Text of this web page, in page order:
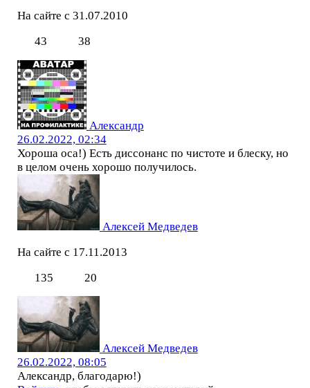
На сайте с 31.07.2010
43
38
Александр
26.02.2022, 02:34
Хороша оса!) Есть диссонанс по чистоте и блеску, но
в целом очень хорошо получилось.
Алексей Медведев
На сайте с 17.11.2013
135
20
Алексей Медведев
26.02.2022, 08:05
Александр, благодарю!)